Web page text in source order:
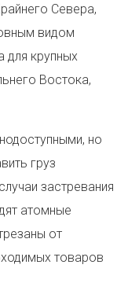
Севера,
видом
для крупных
Востока,
но
груз
застревания
атомные
от
товаров